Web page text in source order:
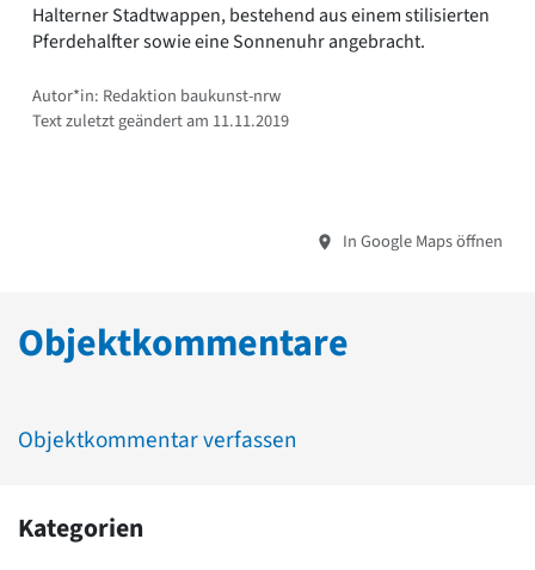
Halterner Stadtwappen, bestehend aus einem stilisierten
Pferdehalfter sowie eine Sonnenuhr angebracht.
Autor*in: Redaktion baukunst-nrw
Text zuletzt geändert am 11.11.2019
In Google Maps öffnen
Objektkommentare
Objektkommentar verfassen
Kategorien